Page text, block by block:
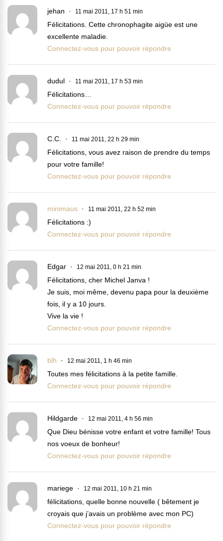
jehan 11 mai 2011, 17 h 51 min
Félicitations. Cette chronophagite aigüe est une
excellente maladie.
Connectez-vous pour pouvoir répondre
dudul 11 mai 2011, 17 h 53 min
Félicitations…
Connectez-vous pour pouvoir répondre
C.C. 11 mai 2011, 22 h 29 min
Félicitations, vous avez raison de prendre du temps
pour votre famille!
Connectez-vous pour pouvoir répondre
minimaus 11 mai 2011, 22 h 52 min
Félicitations :)
Connectez-vous pour pouvoir répondre
Edgar 12 mai 2011, 0 h 21 min
Félicitations, cher Michel Janva !
Je suis, moi même, devenu papa pour la deuxième
fois, il y a 10 jours.
Vive la vie !
Connectez-vous pour pouvoir répondre
blh 12 mai 2011, 1 h 46 min
Toutes mes félicitations à la petite famille.
Connectez-vous pour pouvoir répondre
Hildgarde 12 mai 2011, 4 h 56 min
Que Dieu bénisse votre enfant et votre famille! Tous
nos voeux de bonheur!
Connectez-vous pour pouvoir répondre
mariege 12 mai 2011, 10 h 21 min
félicitations, quelle bonne nouvelle ( bêtement je
croyais que j’avais un problème avec mon PC)
Connectez-vous pour pouvoir répondre